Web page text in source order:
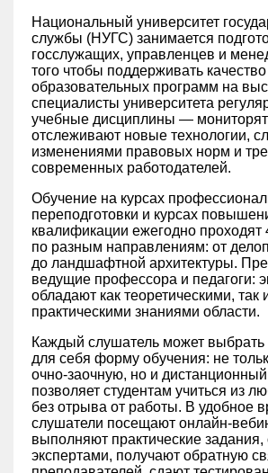
Национальный университет
службы (НУГС) занимается
госслужащих, управленцев и
того чтобы поддерживать качество
образовательных программ на
специалисты университета
учебные дисциплины —
отслеживают новые технологии,
изменениями правовых норм и
современных работодателей.
Обучение на курсах
переподготовки и курсах
квалификации ежегодно проходят
по разным направлениям: от
до ландшафтной архитектуры.
ведущие профессора и педагоги:
обладают как теоретическими, так
практическими знаниями области.
Каждый слушатель может
для себя форму обучения: не
очно-заочную, но и
позволяет студентам учиться из
без отрыва от работы. В удобное
слушатели посещают онлайн-
выполняют практические
экспертами, получают обратную